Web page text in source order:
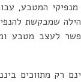
המטבע,
שמבקשת
לעצב מטבע
רק מתווכים